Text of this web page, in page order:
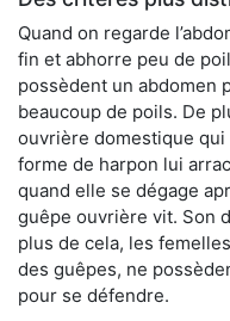
Quand on regarde
fin et abhorre peu de
possèdent un abdomen
beaucoup de poils. De
ouvrière domestique
forme de harpon lui
quand elle se dégage
guêpe ouvrière vit. Son
plus de cela, les
des guêpes, ne
pour se défendre.